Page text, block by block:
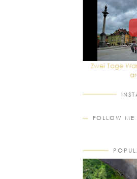
Zwei Tage
FOLLOW